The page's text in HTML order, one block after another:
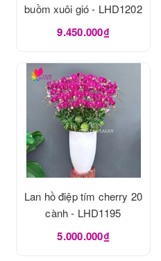
buồm xuôi gió - LHD1202
9.450.000₫
Lan hồ điệp tím cherry 20
cành - LHD1195
5.000.000₫